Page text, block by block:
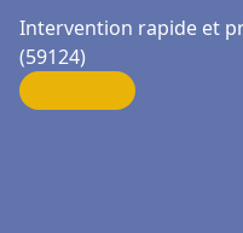
Intervention rapide et
(59124)